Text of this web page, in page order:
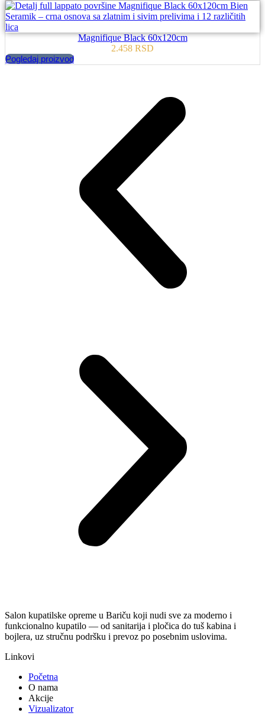
Magnifique Black 60x120cm
2.458 RSD
Pogledaj proizvod
Salon kupatilske opreme u Bariču koji nudi sve za moderno i
funkcionalno kupatilo — od sanitarija i pločica do tuš kabina i
bojlera, uz stručnu podršku i prevoz po posebnim uslovima.
Linkovi
Početna
O nama
Akcije
Vizualizator